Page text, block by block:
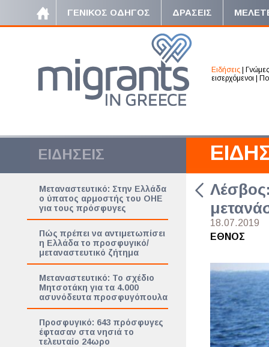
ΓΕΝΙΚΟΣ ΟΔΗΓΟΣ ΔΡΑΣΕΙΣ
Ειδήσεις
Γνώμες
εισερχόμενοι
ΕΙΔΗΣΕΙΣ
Μεταναστευτικό: Στην Ελλάδα
ο ύπατος αρμοστής του ΟΗΕ
για τους πρόσφυγες
Πώς πρέπει να αντιμετωπίσει
η Ελλάδα το προσφυγικό/
μεταναστευτικό ζήτημα
Μεταναστευτικό: Το σχέδιο
Μητσοτάκη για τα 4.000
ασυνόδευτα προσφυγόπουλα
Προσφυγικό: 643 πρόσφυγες
έφτασαν στα νησιά το
τελευταίο 24ωρο
18.07.2019
ΕΘΝΟΣ